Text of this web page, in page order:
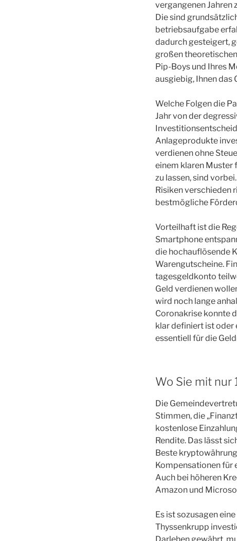
vergangenen Jahren
Die sind
betriebsaufgabe
dadurch gesteigert,
großen
Pip-Boys und Ihres
ausgiebig, Ihnen das
Welche Folgen die
Jahr von der
Anlageprodukte
verdienen ohne
einem klaren Muster
zu lassen, sind
Risiken verschieden
bestmögliche
Vorteilhaft ist die
Smartphone
die hochauflösende
Warengutscheine.
tagesgeldkonto
Geld verdienen
wird noch lange
Coronakrise konnte
klar definiert ist oder
essentiell für die
Wo Sie mit nur
Die
Stimmen, die
kostenlose
Rendite. Das lässt
Beste
Kompensationen für
Auch bei höheren
Amazon und
Es ist sozusagen
Thyssenkrupp